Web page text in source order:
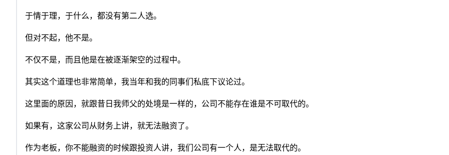
于情于理，于什么，都没有第二人选。
但对不起，他不是。
不仅不是，而且他是在被逐渐架空的过程中。
其实这个道理也非常简单，我当年和我的同事们私底下议论过。
这里面的原因，就跟昔日我师父的处境是一样的，公司不能存在谁是不可取代的。
如果有，这家公司从财务上讲，就无法融资了。
作为老板，你不能融资的时候跟投资人讲，我们公司有一个人，是无法取代的。